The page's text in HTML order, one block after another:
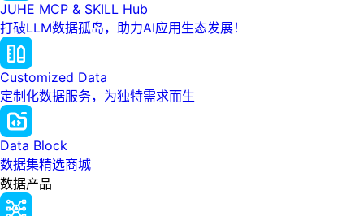
JUHE MCP & SKILL Hub
打破LLM数据孤岛，助力AI应用生态发展！
Customized Data
定制化数据服务，为独特需求而生
Data Block
数据集精选商城
数据产品